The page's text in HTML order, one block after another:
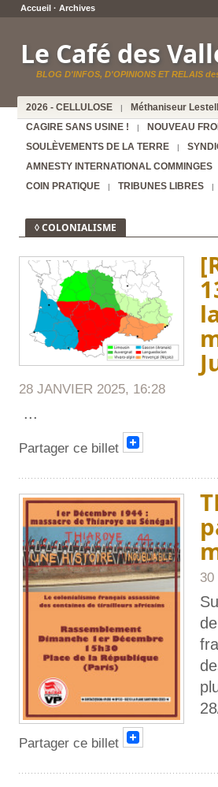
Accueil · Archives
Le Café des
BLOG D'INFOS, D'OPINIONS ET RELAIS
2026 - CELLULOSE | Méthaniseur
CAGIRE SANS USINE !
| NOUVEAU
SOULÈVEMENTS DE LA TERRE
|
AMNESTY INTERNATIONAL COMMINGES
COIN PRATIQUE
| TRIBUNES LIBRES |
◊ COLONIALISME
28 JANVIER 2025, 16:28
...
Partager ce billet
30
Partager ce billet